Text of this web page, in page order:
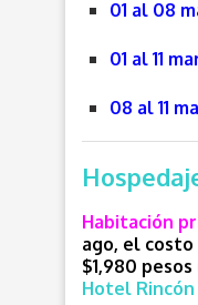
01 al 08
01 al 11
08 al 11
Habitación
ago, el
$1,980
Hotel